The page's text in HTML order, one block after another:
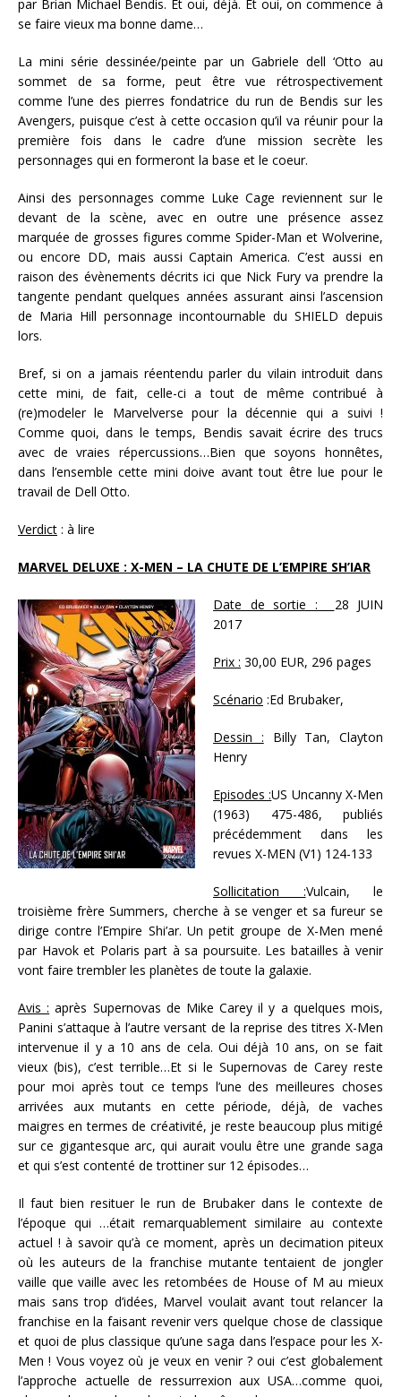
par Brian Michael Bendis. Et oui, déjà. Et oui, on commence à
se faire vieux ma bonne dame…
La mini série dessinée/peinte par un Gabriele dell ‘Otto au
sommet de sa forme, peut être vue rétrospectivement
comme l’une des pierres fondatrice du run de Bendis sur les
Avengers, puisque c’est à cette occasion qu’il va réunir pour la
première fois dans le cadre d’une mission secrète les
personnages qui en formeront la base et le coeur.
Ainsi des personnages comme Luke Cage reviennent sur le
devant de la scène, avec en outre une présence assez
marquée de grosses figures comme Spider-Man et Wolverine,
ou encore DD, mais aussi Captain America. C’est aussi en
raison des évènements décrits ici que Nick Fury va prendre la
tangente pendant quelques années assurant ainsi l’ascension
de Maria Hill personnage incontournable du SHIELD depuis
lors.
Bref, si on a jamais réentendu parler du vilain introduit dans
cette mini, de fait, celle-ci a tout de même contribué à
(re)modeler le Marvelverse pour la décennie qui a suivi !
Comme quoi, dans le temps, Bendis savait écrire des trucs
avec de vraies répercussions…Bien que soyons honnêtes,
dans l’ensemble cette mini doive avant tout être lue pour le
travail de Dell Otto.
Verdict : à lire
MARVEL DELUXE : X-MEN – LA CHUTE DE L’EMPIRE SH’IAR
Date de sortie : 28 JUIN
2017
Prix : 30,00 EUR, 296 pages
Scénario :Ed Brubaker,
Dessin : Billy Tan, Clayton
Henry
Episodes :US Uncanny X-Men
(1963) 475-486, publiés
précédemment dans les
revues X-MEN (V1) 124-133
Sollicitation :Vulcain, le
troisième frère Summers, cherche à se venger et sa fureur se
dirige contre l’Empire Shi’ar. Un petit groupe de X-Men mené
par Havok et Polaris part à sa poursuite. Les batailles à venir
vont faire trembler les planètes de toute la galaxie.
Avis : après Supernovas de Mike Carey il y a quelques mois,
Panini s’attaque à l’autre versant de la reprise des titres X-Men
intervenue il y a 10 ans de cela. Oui déjà 10 ans, on se fait
vieux (bis), c’est terrible…Et si le Supernovas de Carey reste
pour moi après tout ce temps l’une des meilleures choses
arrivées aux mutants en cette période, déjà, de vaches
maigres en termes de créativité, je reste beaucoup plus mitigé
sur ce gigantesque arc, qui aurait voulu être une grande saga
et qui s’est contenté de trottiner sur 12 épisodes…
Il faut bien resituer le run de Brubaker dans le contexte de
l’époque qui …était remarquablement similaire au contexte
actuel ! à savoir qu’à ce moment, après un decimation piteux
où les auteurs de la franchise mutante tentaient de jongler
vaille que vaille avec les retombées de House of M au mieux
mais sans trop d’idées, Marvel voulait avant tout relancer la
franchise en la faisant revenir vers quelque chose de classique
et quoi de plus classique qu’une saga dans l’espace pour les X-
Men ! Vous voyez où je veux en venir ? oui c’est globalement
l’approche actuelle de ressurrexion aux USA…comme quoi,